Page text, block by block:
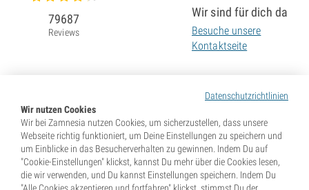
Datenschutzrichtlinien
Wir nutzen Cookies
Wir bei Zamnesia nutzen Cookies, um sicherzustellen, dass unsere
Webseite richtig funktioniert, um Deine Einstellungen zu speichern und
um Einblicke in das Besucherverhalten zu gewinnen. Indem Du auf
"Cookie-Einstellungen" klickst, kannst Du mehr über die Cookies lesen,
die wir verwenden, und Du kannst Einstellungen speichern. Indem Du
79687
Reviews
Wir sind für dich da
Besuche unsere
Kontaktseite